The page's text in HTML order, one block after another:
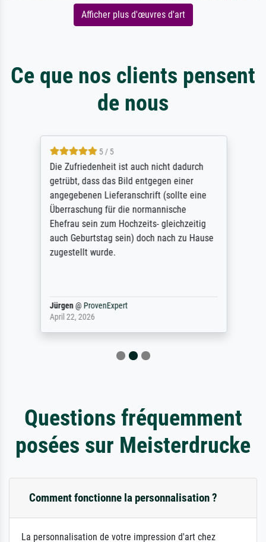
Afficher plus d'œuvres d'art
Ce que nos clients pensent
de nous
5 / 5
Die Zufriedenheit ist auch nicht dadurch
getrübt, dass das Bild entgegen einer
angegebenen Lieferanschrift (sollte eine
Überraschung für die normannische
Ehefrau sein zum Hochzeits- gleichzeitig
auch Geburtstag sein) doch nach zu Hause
zugestellt wurde.
Jürgen@ ProvenExpert
April 22, 2026
Questions fréquemment
posées sur Meisterdrucke
Comment fonctionne la personnalisation ?
La personnalisation de votre impression d'art chez